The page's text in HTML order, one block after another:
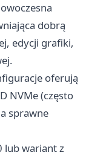
dobrą
edycji grafiki,
oferują
NVMe (często
sprawne
lub wariant z